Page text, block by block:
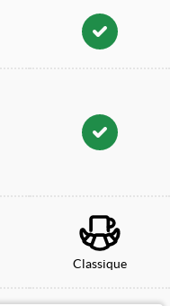
Classique